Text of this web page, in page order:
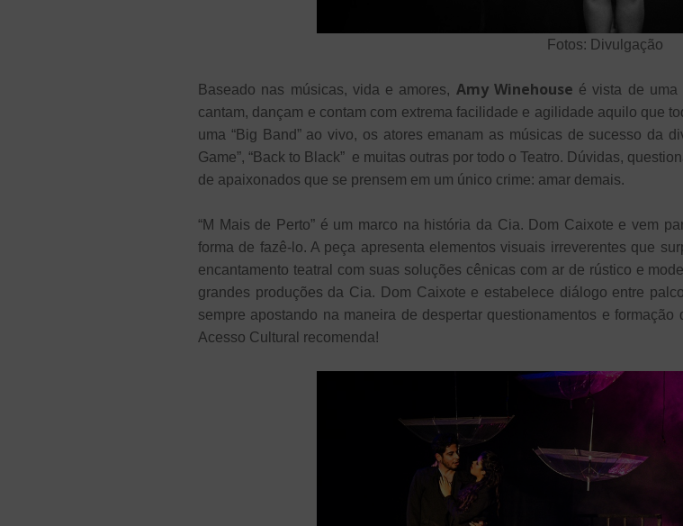
Fotos: Divulgação
Baseado nas músicas, vida e amores, Amy Winehouse é vista de uma
cantam, dançam e contam com extrema facilidade e agilidade aquilo que
uma “Big Band” ao vivo, os atores emanam as músicas de sucesso da
Game”, “Back to Black” e muitas outras por todo o Teatro. Dúvidas,
de apaixonados que se prensem em um único crime: amar demais.
“M Mais de Perto” é um marco na história da Cia. Dom Caixote e vem
forma de fazê-lo. A peça apresenta elementos visuais irreverentes que
encantamento teatral com suas soluções cênicas com ar de rústico e
grandes produções da Cia. Dom Caixote e estabelece diálogo entre
sempre apostando na maneira de despertar questionamentos e
Acesso Cultural recomenda!